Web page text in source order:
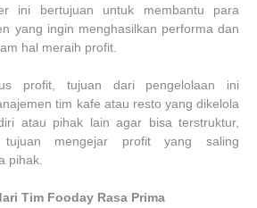
ini bertujuan untuk membantu para
yang ingin menghasilkan performa dan
hal meraih profit.
profit, tujuan dari pengelolaan ini
tim kafe atau resto yang dikelola
atau pihak lain agar bisa terstruktur,
mengejar profit yang saling
pihak.
Tim Fooday Rasa Prima